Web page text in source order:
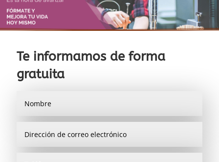
Te informamos de forma
gratuita